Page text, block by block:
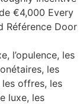
€4,000 Every
Référence Door
l’opulence, les
les
offres, les
luxe, les